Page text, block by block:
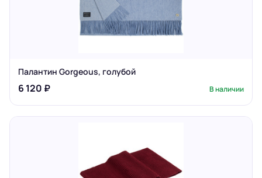
Палантин Gorgeous, голубой
6 120 ₽ В наличии